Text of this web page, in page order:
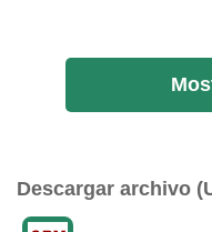
Descargar archivo